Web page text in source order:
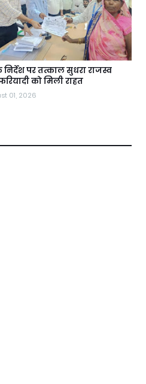
पर तत्काल सुधरा राजस्व
फरियादी को मिली राहत
01, 2026